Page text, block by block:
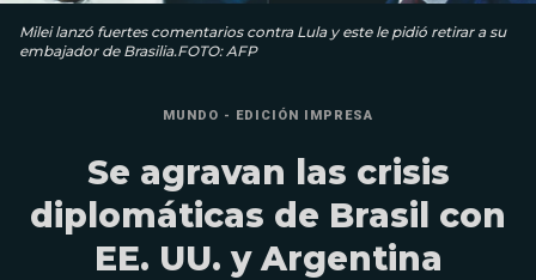
Milei lanzó fuertes comentarios contra Lula y este le pidió retirar a su
embajador de Brasilia.FOTO: AFP
MUNDO - EDICIÓN IMPRESA
Se agravan las crisis
diplomáticas de Brasil con
EE. UU. y Argentina